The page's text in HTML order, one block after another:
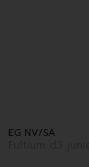
EG NV/SA